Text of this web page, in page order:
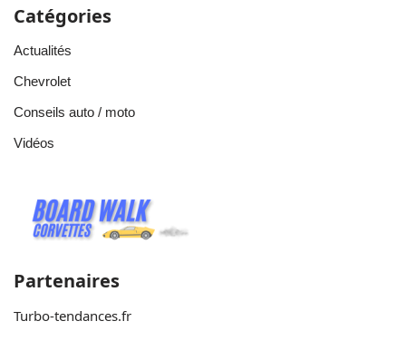
Catégories
Actualités
Chevrolet
Conseils auto / moto
Vidéos
Partenaires
Turbo-tendances.fr